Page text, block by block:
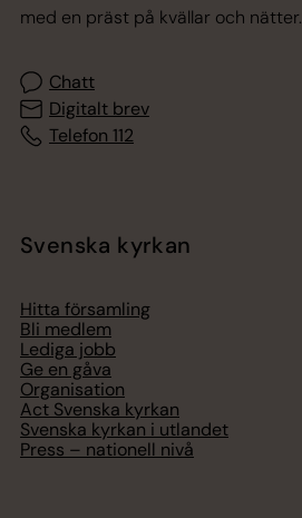
med en präst på kvällar och nätter.
Chatt
Digitalt brev
Telefon 112
Svenska kyrkan
Hitta församling
Bli medlem
Lediga jobb
Ge en gåva
Organisation
Act Svenska kyrkan
Svenska kyrkan i utlandet
Press – nationell nivå